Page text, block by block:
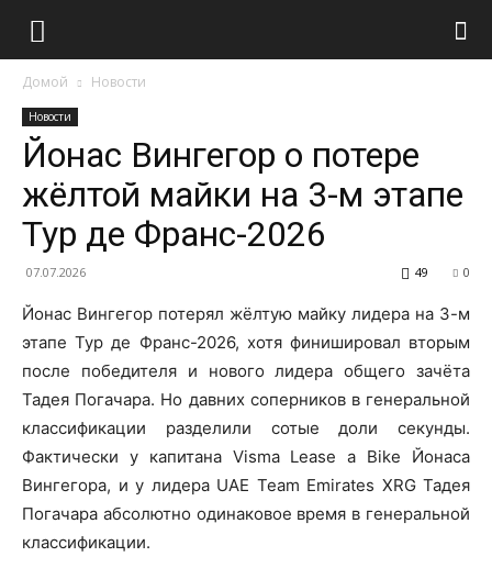
Домой Новости
Новости
Йонас Вингегор о потере
жёлтой майки на 3-м этапе
Тур де Франс-2026
07.07.2026 0
49
Йонас Вингегор потерял жёлтую майку лидера на 3-м
этапе Тур де Франс-2026, хотя финишировал вторым
после победителя и нового лидера общего зачёта
Тадея Погачара. Но давних соперников в генеральной
классификации разделили сотые доли секунды.
Фактически у капитана Visma Lease a Bike Йонаса
Вингегора, и у лидера UAE Team Emirates XRG Тадея
Погачара абсолютно одинаковое время в генеральной
классификации.